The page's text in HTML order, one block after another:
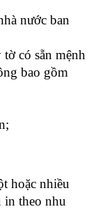
nước ban
có sẵn mệnh
bao gồm
hoặc nhiều
in theo nhu